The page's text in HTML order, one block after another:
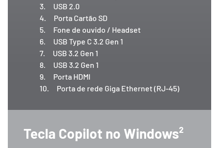
3.
USB 2.0
4.
Porta Cartão SD
5.
Fone de ouvido / Headset
6.
USB Type C 3.2 Gen 1
7.
USB 3.2 Gen 1
8.
USB 3.2 Gen 1
9.
Porta HDMI
10.
Porta de rede Giga Ethernet (RJ-45)
Tecla Copilot no Windows²